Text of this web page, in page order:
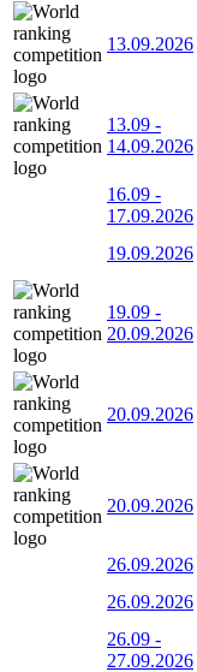
13.09.2026
13.09 -
14.09.2026
16.09 -
17.09.2026
19.09.2026
19.09 -
20.09.2026
20.09.2026
20.09.2026
26.09.2026
26.09.2026
26.09 -
27.09.2026